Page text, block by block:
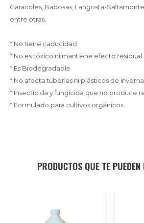
Caracoles, Babosas, Langosta-
entre otras.
* No tiene caducidad
* No es tóxico ni mantiene efecto residual
* Es Biodegradable
* No afecta tuberías ni plásticos de
* Insecticida y fungicida que no produce
* Formulado para cultivos orgánicos
PRODUCTOS QUE TE PUEDEN